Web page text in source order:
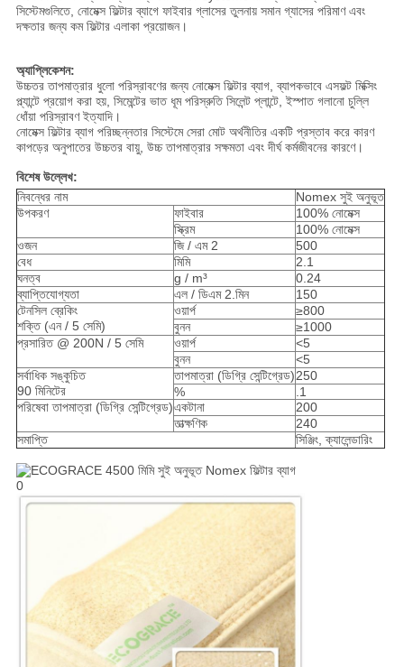
সিস্টেমগুলিতে, নোমেক্স ফিল্টার ব্যাগে ফাইবার গ্লাসের তুলনায় সমান গ্যাসের পরিমাণ এবং
দক্ষতার জন্য কম ফিল্টার এলাকা প্রয়োজন।
অ্যাপ্লিকেশন:
উচ্চতর তাপমাত্রার ধুলো পরিস্রাবণের জন্য নোমেক্স ফিল্টার ব্যাগ, ব্যাপকভাবে এসফল্ট মিক্সিং
প্ল্যান্টে প্রয়োগ করা হয়, সিমেন্টের ভাত ধূম পরিস্রুতি সিলেন্ট প্লান্টে, ইস্পাত গলানো চুল্লি
ধোঁয়া পরিস্রাবণ ইত্যাদি।
নোমেক্স ফিল্টার ব্যাগ পরিচ্ছন্নতার সিস্টেমে সেরা মোট অর্থনীতির একটি প্রস্তাব করে কারণ
কাপড়ের অনুপাতের উচ্চতর বায়ু, উচ্চ তাপমাত্রার সক্ষমতা এবং দীর্ঘ কর্মজীবনের কারণে।
বিশেষ উল্লেখ:
নিবন্ধের নাম
Nomex সুই অনুভূত
উপকরণ
ফাইবার
100% নোমেক্স
স্ক্রিম
100% নোমেক্স
ওজন
জি / এম 2
500
বেধ
মিমি
2.1
ঘনত্ব
g / m³
0.24
ব্যাপ্তিযোগ্যতা
এল / ডিএম 2.মিন
150
টেনসিল ব্রেকিং
শক্তি (এন / 5 সেমি)
ওয়ার্প
≥800
বুনন
≥1000
প্রসারিত @ 200N / 5 সেমি
ওয়ার্প
<5
বুনন
<5
সর্বাধিক সঙ্কুচিত
90 মিনিটের
তাপমাত্রা (ডিগ্রি সেন্টিগ্রেড)250
%
.1
পরিষেবা তাপমাত্রা (ডিগ্রি সেন্টিগ্রেড)একটানা
200
তাত্ক্ষণিক
240
সমাপ্তি
সিঞ্জিং, ক্যালেন্ডারিং